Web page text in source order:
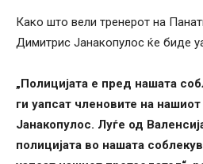
Како што вели тренерот на
Димитрис Јанакопулос ќе биде
„Полицијата е пред нашата
ги уапсат членовите на
Јанакопулос. Луѓе од
полицијата во нашата